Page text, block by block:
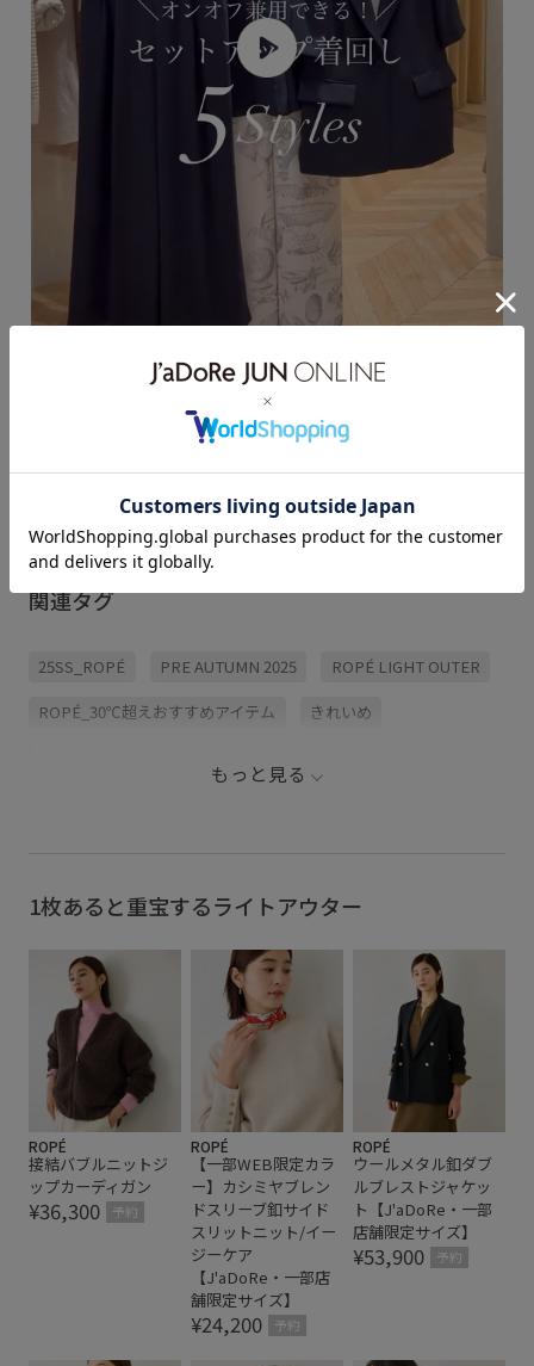
ス、ジャケット、パンツの３型✨ セットアップとしても単品としても オ
ンオフで着回しができます☺️ ⁡ さらっと涼しく着られるので これから夏
に向けて活躍しそうです🫶 ⁡ ⁡ ライトトリアセバックサテンフラップブラ
ウス #GGH25241 ¥25,300 taxin ⁡ トリアセバックサテン ハーフスリー
ブジャケット #GGV25230 ¥31,900 taxin ⁡ ライトトリアセイージーワ
関連タグ
25SS_ROPÉ PRE AUTUMN 2025 ROPÉ LIGHT OUTER
ROPÉ_30℃超えおすすめアイテム きれいめ
リネット対象 ワイドパンツ 伸縮性
もっと見る
1枚あると重宝するライトアウター
ROPÉ
接結バブルニットジ
ップカーディガン
¥36,300 予約
ROPÉ
【一部WEB限定カラ
ー】カシミヤブレン
ドスリーブ釦サイド
スリットニット/イー
ジーケア
【J'aDoRe・一部店
舗限定サイズ】
¥24,200 予約
ROPÉ
ウールメタル釦ダブ
ルブレストジャケッ
ト【J'aDoRe・一部
店舗限定サイズ】
¥53,900 予約